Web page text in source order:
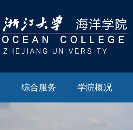
综合服务 学院概况